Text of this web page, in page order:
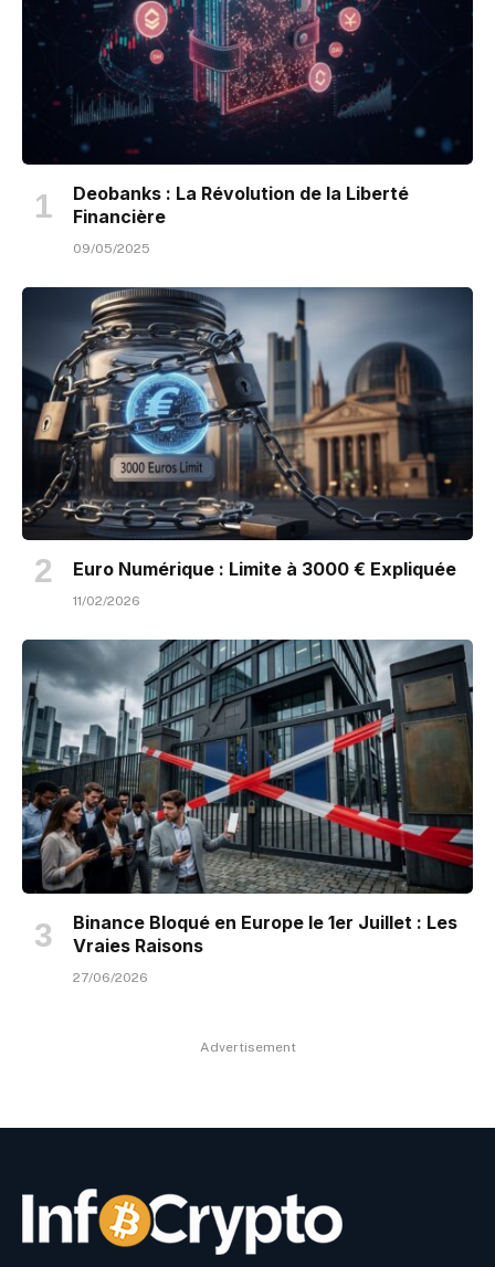
Deobanks : La Révolution de la Liberté
Financière
09/05/2025
Euro Numérique : Limite à 3000 € Expliquée
11/02/2026
Binance Bloqué en Europe le 1er Juillet : Les
Vraies Raisons
27/06/2026
Advertisement